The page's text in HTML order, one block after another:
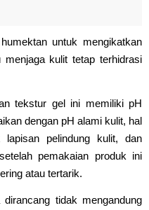
untuk mengikatkan
menjaga kulit tetap terhidrasi
tekstur gel ini memiliki pH
dengan pH alami kulit, hal
lapisan pelindung kulit, dan
pemakaian produk ini
atau tertarik.
tidak mengandung